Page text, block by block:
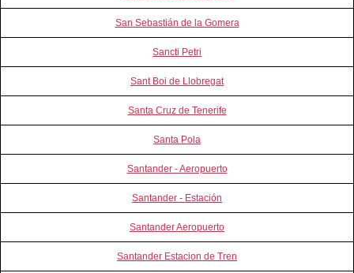
San Sebastián de la Gomera
Sancti Petri
Sant Boi de Llobregat
Santa Cruz de Tenerife
Santa Pola
Santander - Aeropuerto
Santander - Estación
Santander Aeropuerto
Santander Estacion de Tren